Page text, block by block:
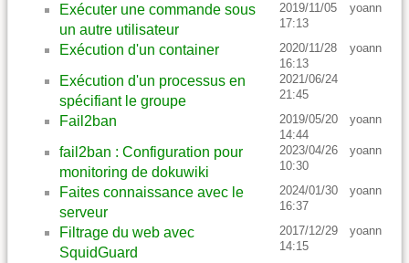
Exécuter une commande sous
un autre utilisateur
2019/11/05
17:13
yoann
Exécution d'un container
2020/11/28
16:13
yoann
Exécution d'un processus en
spécifiant le groupe
2021/06/24
21:45
Fail2ban
2019/05/20
14:44
yoann
fail2ban : Configuration pour
monitoring de dokuwiki
2023/04/26
10:30
yoann
Faites connaissance avec le
serveur
2024/01/30
16:37
yoann
Filtrage du web avec
SquidGuard
2017/12/29
14:15
yoann